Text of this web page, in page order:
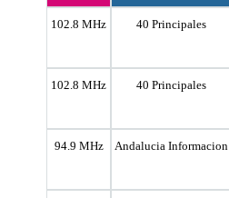
102.8 MHz 40 Principales
102.8 MHz 40 Principales
94.9 MHz Andalucia Informacion